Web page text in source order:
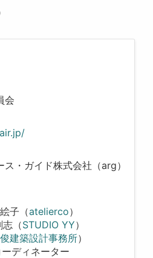
会
・ガイド株式会社（arg）
子（atelierco）
（STUDIO YY）
建築設計事務所）
ディネーター